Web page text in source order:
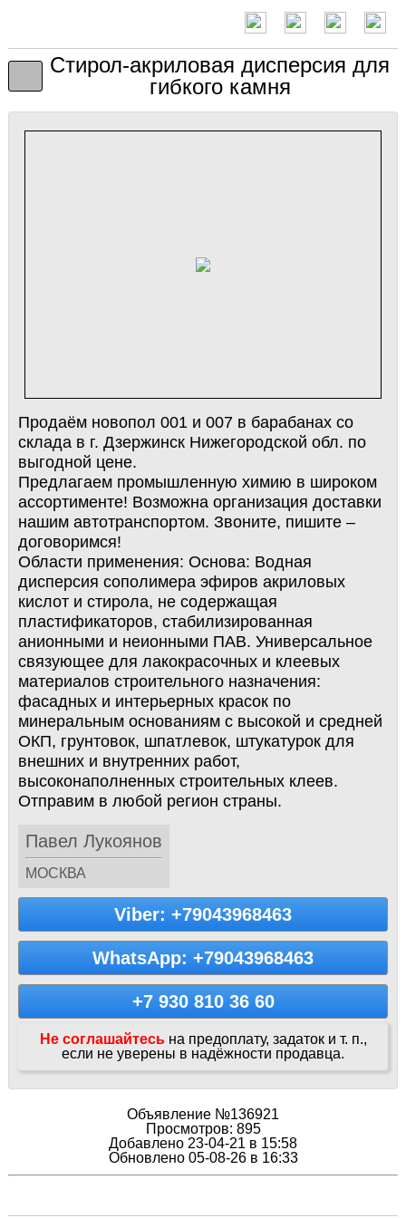
Стирол-акриловая дисперсия для
гибкого камня
Продаём новопол 001 и 007 в барабанах со
склада в г. Дзержинск Нижегородской обл. по
выгодной цене.
Предлагаем промышленную химию в широком
ассортименте! Возможна организация доставки
нашим автотранспортом. Звоните, пишите –
договоримся!
Области применения: Основа: Водная
дисперсия сополимера эфиров акриловых
кислот и стирола, не содержащая
пластификаторов, стабилизированная
анионными и неионными ПАВ. Универсальное
связующее для лакокрасочных и клеевых
материалов строительного назначения:
фасадных и интерьерных красок по
минеральным основаниям с высокой и средней
ОКП, грунтовок, шпатлевок, штукатурок для
внешних и внутренних работ,
высоконаполненных строительных клеев.
Отправим в любой регион страны.
Павел Лукоянов
МОСКВА
Viber: +79043968463
WhatsApp: +79043968463
+7 930 810 36 60
Не соглашайтесь на предоплату, задаток и т. п.,
если не уверены в надёжности продавца.
Объявление №136921
Просмотров: 895
Добавлено 23-04-21 в 15:58
Обновлено 05-08-26 в 16:33